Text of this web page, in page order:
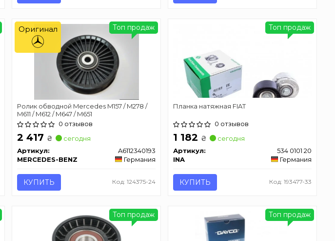
Ролик обводной Mercedes M157 / M278 /
M611 / M612 / M647 / M651
0 отзывов
2 417 ₴
сегодня
Артикул:
A6112340193
MERCEDES-BENZ
Германия
КУПИТЬ Код: 124375-24
Топ продаж
Оригинал
Планка натяжная FIAT
0 отзывов
1 182 ₴
сегодня
Артикул:
534 0101 20
INA
Германия
КУПИТЬ Код: 193477-33
Топ продаж
Топ продаж Топ продаж